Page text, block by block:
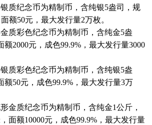
银质纪念币为精制币，含纯银5盎司，规
额50元，最大发行量2万枚。
金质彩色纪念币为精制币，含纯金5盎
额2000元，成色99.9%，最大发行量3000
银质彩色纪念币为精制币，含纯银5盎
额50元，成色99.9%，最大发行量3万
金质纪念币为精制币，含纯金1公斤，
面额10000元，成色99.9%，最大发行量